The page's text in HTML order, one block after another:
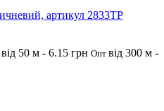
артикул 2833ТР
від 50 м - 6.15 грн Опт від 300 м -